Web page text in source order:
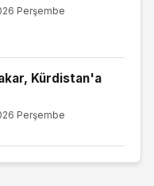
Perşembe
Kürdistan'a
Perşembe